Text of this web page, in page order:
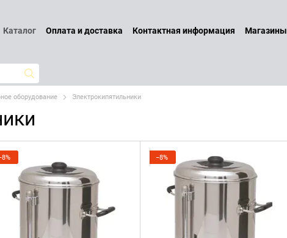
Каталог Оплата и доставка Контактная информация
Магазины
оборудование Электрокипятильники
−8%